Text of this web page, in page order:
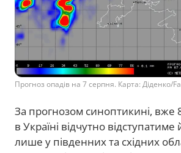
Прогноз опадів на 7 серпня. Карта: Діденко/
За прогнозом синоптикині, вже
в Україні відчутно
лише у південних та східних